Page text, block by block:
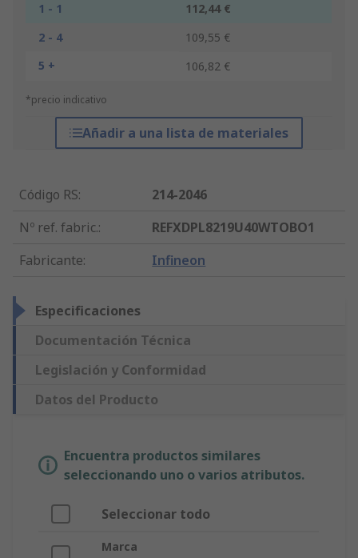
1 - 1
112,44 €
2 - 4
109,55 €
5 +
106,82 €
*precio indicativo
Añadir a una lista de materiales
Código RS:
214-2046
Nº ref. fabric.:
REFXDPL8219U40WTOBO1
Fabricante: Infineon
Especificaciones
Documentación Técnica
Legislación y Conformidad
Datos del Producto
Encuentra productos similares
seleccionando uno o varios atributos.
Seleccionar todo
Marca